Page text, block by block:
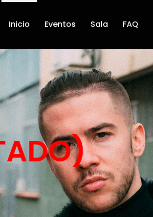
Inicio Eventos Sala FAQ